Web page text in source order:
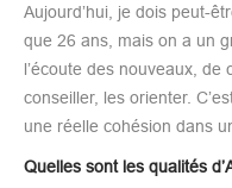
Aujourd’hui, je dois peut-
que 26 ans, mais on a un
l’écoute des nouveaux,
conseiller, les orienter.
une réelle cohésion dans
Quelles sont les qualités